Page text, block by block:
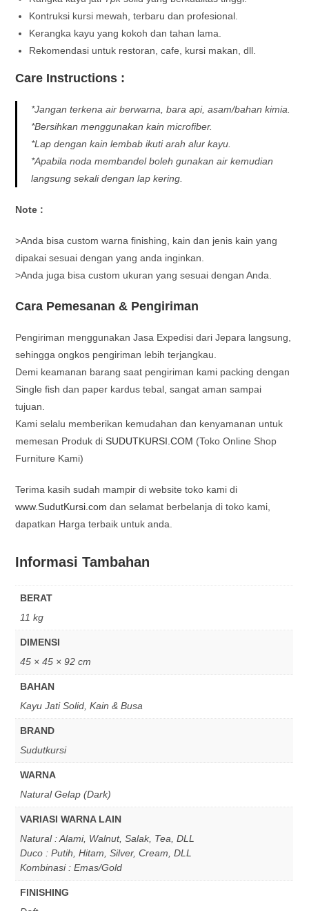
Kontruksi kursi mewah, terbaru dan profesional.
Kerangka kayu yang kokoh dan tahan lama.
Rekomendasi untuk restoran, cafe, kursi makan, dll.
Care Instructions :
*Jangan terkena air berwarna, bara api, asam/bahan kimia.
*Bersihkan menggunakan kain microfiber.
*Lap dengan kain lembab ikuti arah alur kayu.
*Apabila noda membandel boleh gunakan air kemudian
langsung sekali dengan lap kering.
Note :
>Anda bisa custom warna finishing, kain dan jenis kain yang
dipakai sesuai dengan yang anda inginkan.
>Anda juga bisa custom ukuran yang sesuai dengan Anda.
Cara Pemesanan & Pengiriman
Pengiriman menggunakan Jasa Expedisi dari Jepara langsung,
sehingga ongkos pengiriman lebih terjangkau.
Demi keamanan barang saat pengiriman kami packing dengan
Single fish dan paper kardus tebal, sangat aman sampai
tujuan.
Kami selalu memberikan kemudahan dan kenyamanan untuk
memesan Produk diSUDUTKURSI.COM (Toko Online Shop
Furniture Kami)
Terima kasih sudah mampir di website toko kami di
www.SudutKursi.com dan selamat berbelanja di toko kami,
dapatkan Harga terbaik untuk anda.
Informasi Tambahan
BERAT
11 kg
DIMENSI
45 × 45 × 92 cm
BAHAN
Kayu Jati Solid, Kain & Busa
BRAND
Sudutkursi
WARNA
Natural Gelap (Dark)
VARIASI WARNA LAIN
Natural : Alami, Walnut, Salak, Tea, DLL
Duco : Putih, Hitam, Silver, Cream, DLL
Kombinasi : Emas/Gold
FINISHING